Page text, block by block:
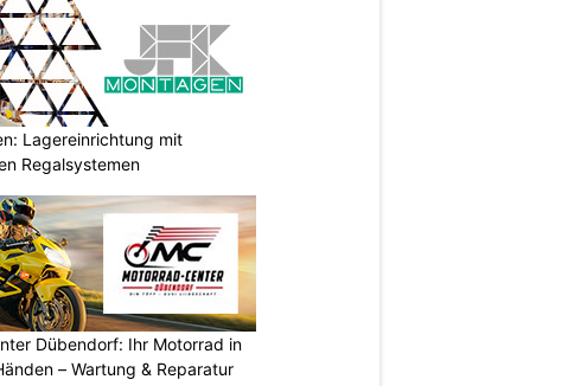
Lagereinrichtung mit
Regalsystemen
Dübendorf: Ihr Motorrad in
– Wartung & Reparatur